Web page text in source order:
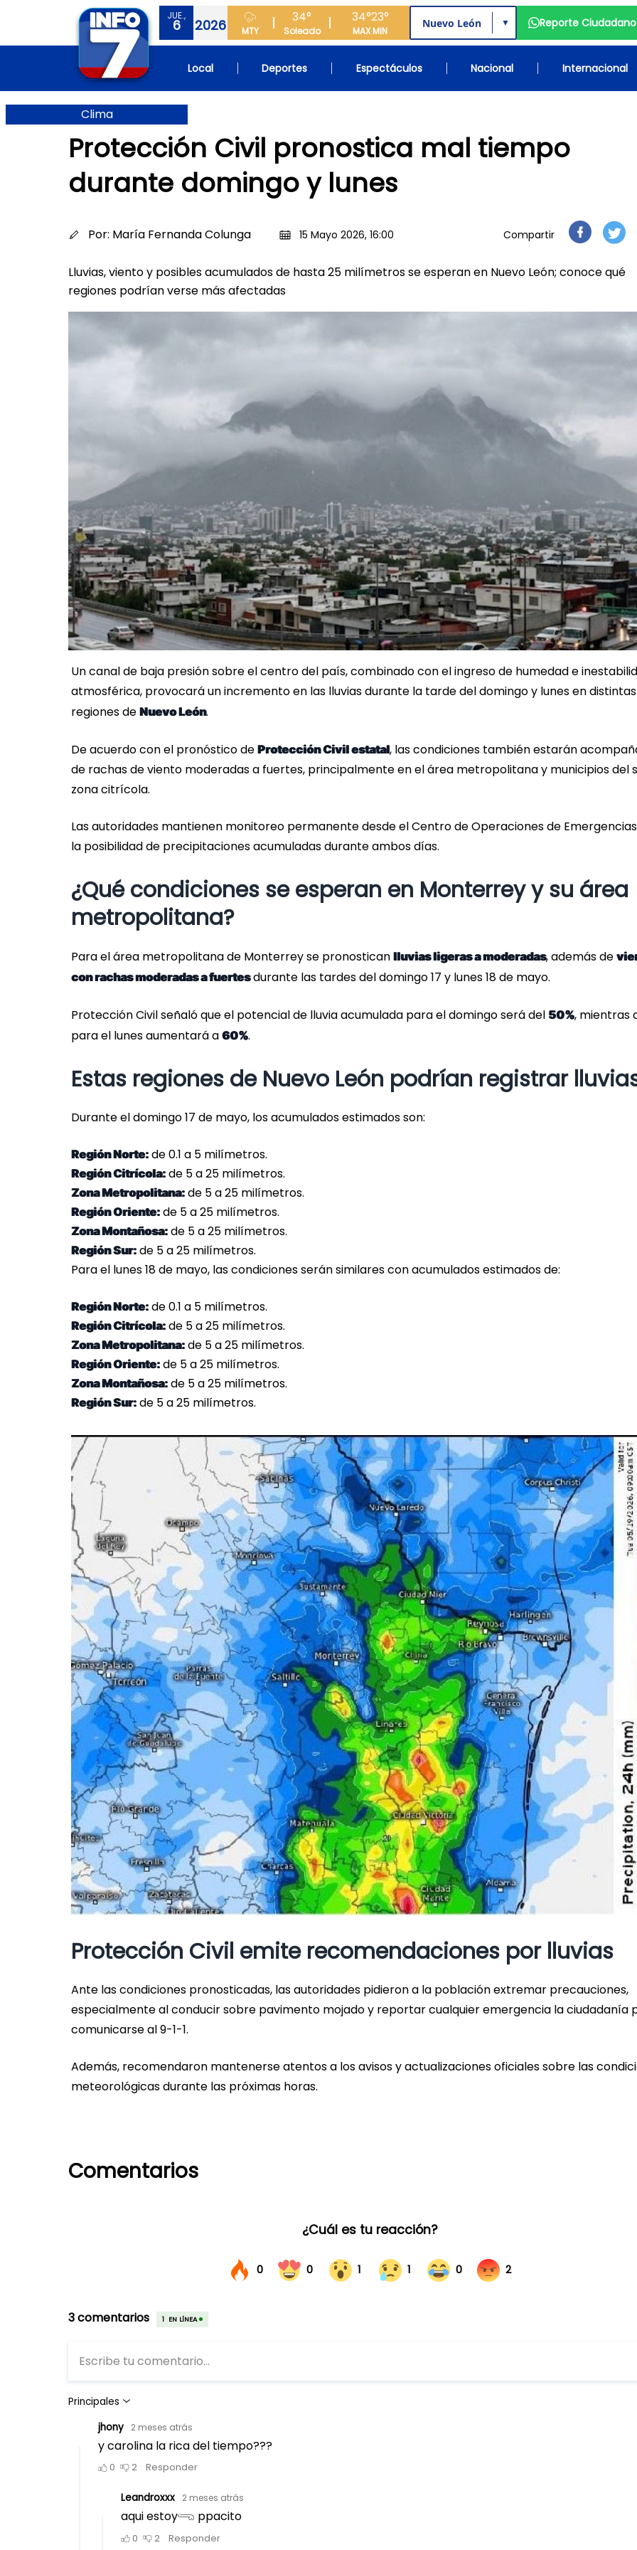
JUE.,
6 2026 MTY
34°
Soleado
34°
MAX
23°
MIN
▼ Reporte Ciudadano
Local Deportes Espectáculos Nacional Internacional
Clima
Protección Civil pronostica mal tiempo
durante domingo y lunes
Por: María Fernanda Colunga 15 Mayo 2026, 16:00 Compartir
Lluvias, viento y posibles acumulados de hasta 25 milímetros se esperan en Nuevo León; conoce qué
regiones podrían verse más afectadas
Un canal de baja presión sobre el centro del país, combinado con el ingreso de humedad e
atmosférica, provocará un incremento en las lluvias durante la tarde del domingo y lunes en distintas
regiones de Nuevo León.
De acuerdo con el pronóstico de Protección Civil estatal, las condiciones también estarán
de rachas de viento moderadas a fuertes, principalmente en el área metropolitana y municipios del
zona citrícola.
Las autoridades mantienen monitoreo permanente desde el Centro de Operaciones de
la posibilidad de precipitaciones acumuladas durante ambos días.
¿Qué condiciones se esperan en Monterrey y su área
metropolitana?
Para el área metropolitana de Monterrey se pronostican lluvias ligeras a moderadas, además de
con rachas moderadas a fuertesdurante las tardes del domingo 17 y lunes 18 de mayo.
Protección Civil señaló que el potencial de lluvia acumulada para el domingo será del 50%, mientras
para el lunes aumentará a 60%.
Estas regiones de Nuevo León podrían registrar
Durante el domingo 17 de mayo, los acumulados estimados son:
Región Norte: de 0.1 a 5 milímetros.
Región Citrícola: de 5 a 25 milímetros.
Zona Metropolitana: de 5 a 25 milímetros.
Región Oriente: de 5 a 25 milímetros.
Zona Montañosa: de 5 a 25 milímetros.
Región Sur: de 5 a 25 milímetros.
Para el lunes 18 de mayo, las condiciones serán similares con acumulados estimados de:
Región Norte: de 0.1 a 5 milímetros.
Región Citrícola: de 5 a 25 milímetros.
Zona Metropolitana: de 5 a 25 milímetros.
Región Oriente: de 5 a 25 milímetros.
Zona Montañosa: de 5 a 25 milímetros.
Región Sur: de 5 a 25 milímetros.
Protección Civil emite recomendaciones por lluvias
Ante las condiciones pronosticadas, las autoridades pidieron a la población extremar precauciones,
especialmente al conducir sobre pavimento mojado y reportar cualquier emergencia la ciudadanía
comunicarse al 9-1-1.
Además, recomendaron mantenerse atentos a los avisos y actualizaciones oficiales sobre las
meteorológicas durante las próximas horas.
Comentarios